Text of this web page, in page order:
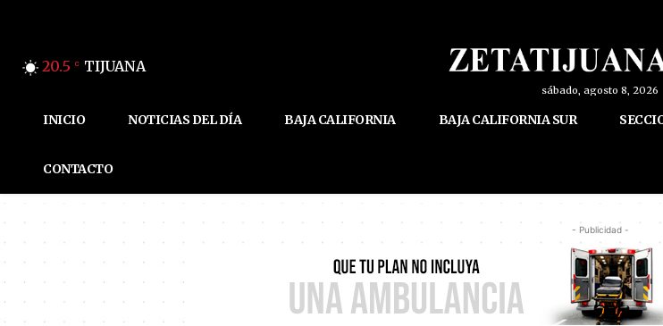
20.5 C TIJUANA
sábado, agosto 8, 2026
INICIO NOTICIAS DEL DÍA BAJA CALIFORNIA BAJA CALIFORNIA SUR
CONTACTO
- Publicidad -